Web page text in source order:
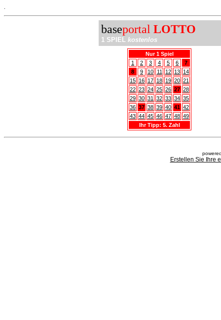
baseportal LOTTO
1 SPIEL kostenlos
Nur 1 Spiel
1
2 3 4 5 6
7
8
9 10 11 12 13 14
15 16 17 18 19 20 21
22 23 24 25 26 27 28
29 30 31 32 33 34 35
36 37 38 39 40 41 42
43 44 45 46 47 48 49
Ihr Tipp: 5. Zahl
Erstellen Sie Ihre